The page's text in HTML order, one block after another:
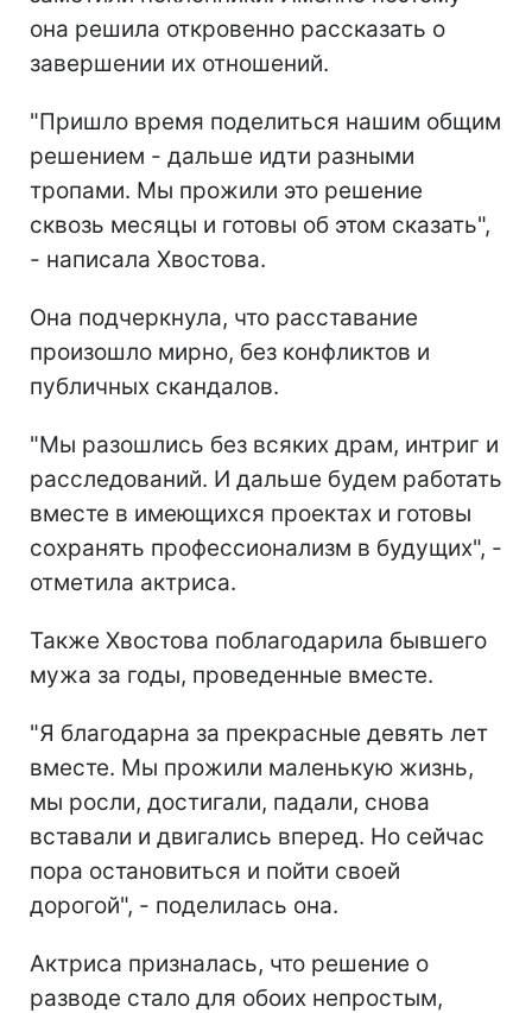
она решила откровенно рассказать о
завершении их отношений.
"Пришло время поделиться нашим общим
решением - дальше идти разными
тропами. Мы прожили это решение
сквозь месяцы и готовы об этом сказать",
- написала Хвостова.
Она подчеркнула, что расставание
произошло мирно, без конфликтов и
публичных скандалов.
"Мы разошлись без всяких драм, интриг и
расследований. И дальше будем работать
вместе в имеющихся проектах и готовы
сохранять профессионализм в будущих", -
отметила актриса.
Также Хвостова поблагодарила бывшего
мужа за годы, проведенные вместе.
"Я благодарна за прекрасные девять лет
вместе. Мы прожили маленькую жизнь,
мы росли, достигали, падали, снова
вставали и двигались вперед. Но сейчас
пора остановиться и пойти своей
дорогой", - поделилась она.
Актриса призналась, что решение о
разводе стало для обоих непростым,